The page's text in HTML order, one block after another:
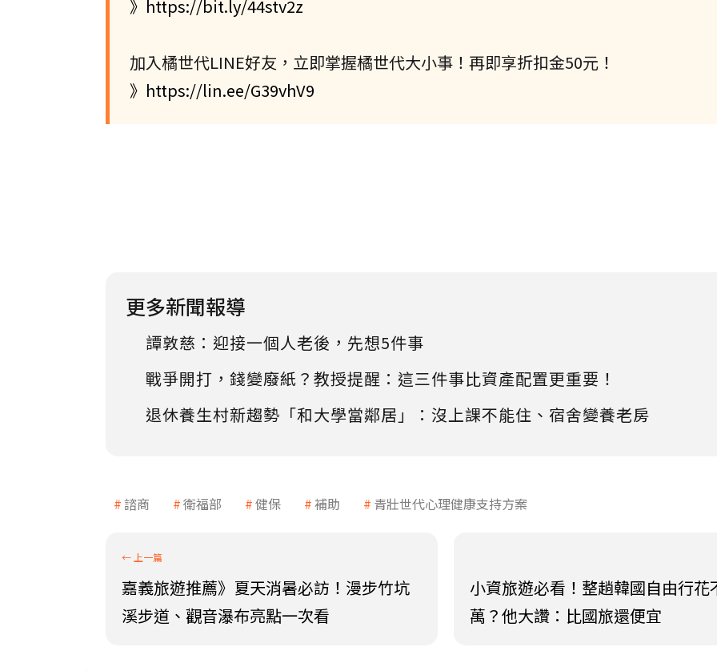
》https://bit.ly/44stv2z
加入橘世代LINE好友，立即掌握橘世代大小事！再即享折扣金50元！
》https://lin.ee/G39vhV9
更多新聞報導
譚敦慈：迎接一個人老後，先想5件事
戰爭開打，錢變廢紙？教授提醒：這三件事比資產配置更重要！
退休養生村新趨勢「和大學當鄰居」：沒上課不能住、宿舍變養老房
諮商 衛福部 健保 補助 青壯世代心理健康支持方案
嘉義旅遊推薦》夏天消暑必訪！漫步竹坑
溪步道、觀音瀑布亮點一次看
小資旅遊必看！整趟韓國自由行花
萬？他大讚：比國旅還便宜